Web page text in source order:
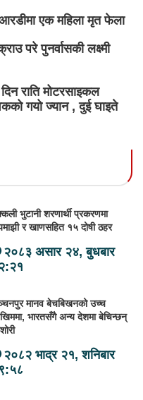
एक महिला मृत फेला
परे पुनर्वासकी लक्ष्मी
राति मोटरसाइकल
गयो ज्यान , दुई घाइते
भुटानी शरणार्थी प्रकरणमा
र खाणसहित १५ दोषी ठहर
२०८३ असार २४, बुधबार
मानव बेचबिखनको उच्च
भारतसँगै अन्य देशमा बेचिन्छन्
२०८२ भाद्र २१, शनिबार